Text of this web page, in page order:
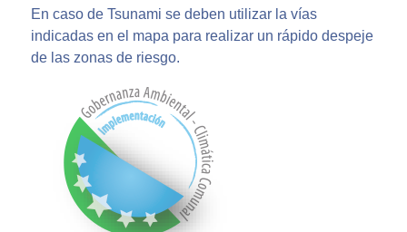
En caso de Tsunami se deben utilizar la vías
indicadas en el mapa para realizar un rápido despeje
de las zonas de riesgo.